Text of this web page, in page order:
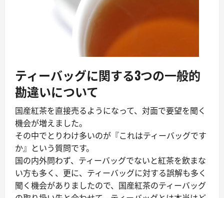
ティーバッグに関する3つの一般的
勘違いについて
国産紅茶を直接売るようになって、対面で要望を聞く
機会が増えました。
その中でとりわけ多いのが『これはティーバッグです
か』という質問です。
国の内外問わず、ティーバッグでないと紅茶を飲まな
い方も多く、更に、ティーバッグに対する誤解も多く
聞く機会がありましたので、国産紅茶のティーバッグ